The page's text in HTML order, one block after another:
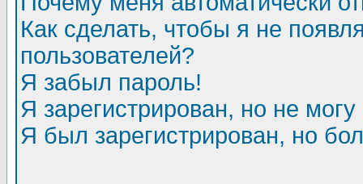
Как сделать, чтобы я не
пользователей?
Я забыл пароль!
Я зарегистрирован, но не могу
Я был зарегистрирован, но